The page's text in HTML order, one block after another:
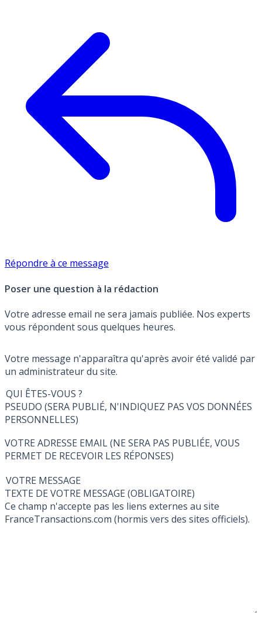
Répondre à ce message
Poser une question à la rédaction
Votre adresse email ne sera jamais publiée. Nos experts
vous répondent sous quelques heures.
Votre message n'apparaîtra qu'après avoir été validé par
un administrateur du site.
QUI ÊTES-VOUS ?
PSEUDO (SERA PUBLIÉ, N'INDIQUEZ PAS VOS DONNÉES
PERSONNELLES)
VOTRE ADRESSE EMAIL (NE SERA PAS PUBLIÉE, VOUS
PERMET DE RECEVOIR LES RÉPONSES)
VOTRE MESSAGE
TEXTE DE VOTRE MESSAGE (OBLIGATOIRE)
Ce champ n'accepte pas les liens externes au site
FranceTransactions.com (hormis vers des sites officiels).